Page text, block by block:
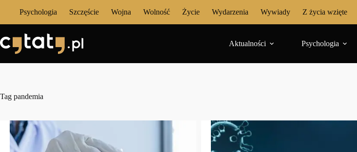
Psychologia Szczęście Wojna Wolność Życie Wydarzenia Wywiady Z życia wzięte
Aktualności Psychologia
Tag pandemia